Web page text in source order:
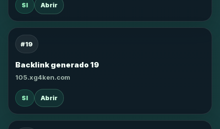
SI Abrir
#19
Backlink generado 19
105.xg4ken.com
SI Abrir